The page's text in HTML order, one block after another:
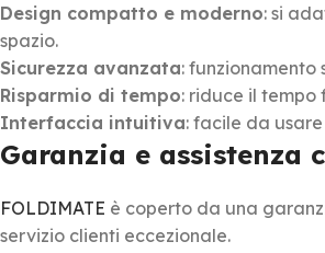
Design compatto e moderno: si
spazio.
Sicurezza avanzata: funzionamento
Risparmio di tempo: riduce il tempo
Interfaccia intuitiva: facile da
Garanzia e assistenza
FOLDIMATE è coperto da una
servizio clienti eccezionale.